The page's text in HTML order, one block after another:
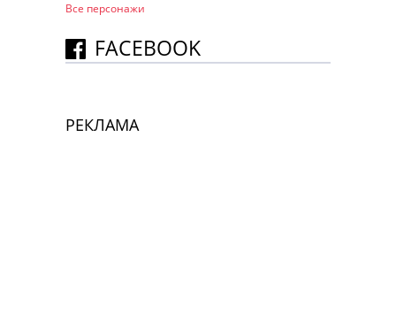
Все персонажи
FACEBOOK
РЕКЛАМА